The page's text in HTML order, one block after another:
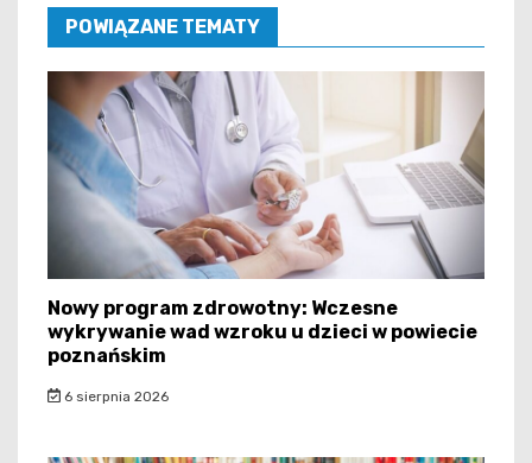
POWIĄZANE TEMATY
Nowy program zdrowotny: Wczesne
wykrywanie wad wzroku u dzieci w powiecie
poznańskim
6 sierpnia 2026